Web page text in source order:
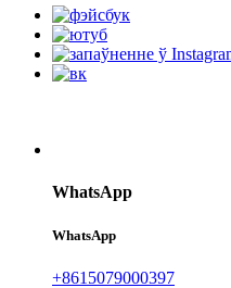
WhatsApp
WhatsApp
+8615079000397